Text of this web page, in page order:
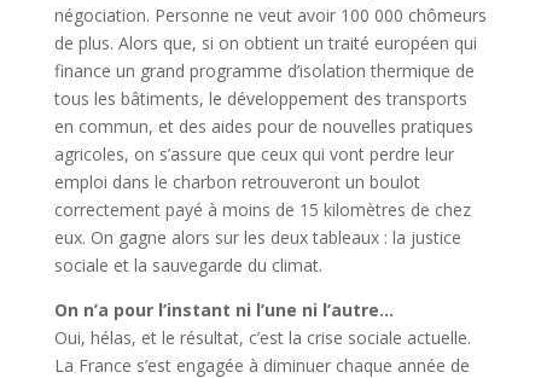
négociation. Personne ne veut avoir 100 000 chômeurs
de plus. Alors que, si on obtient un traité européen qui
finance un grand programme d’isolation thermique de
tous les bâtiments, le développement des transports
en commun, et des aides pour de nouvelles pratiques
agricoles, on s’assure que ceux qui vont perdre leur
emploi dans le charbon retrouveront un boulot
correctement payé à moins de 15 kilomètres de chez
eux. On gagne alors sur les deux tableaux : la justice
sociale et la sauvegarde du climat.
On n’a pour l’instant ni l’une ni l’autre…
Oui, hélas, et le résultat, c’est la crise sociale actuelle.
La France s’est engagée à diminuer chaque année de